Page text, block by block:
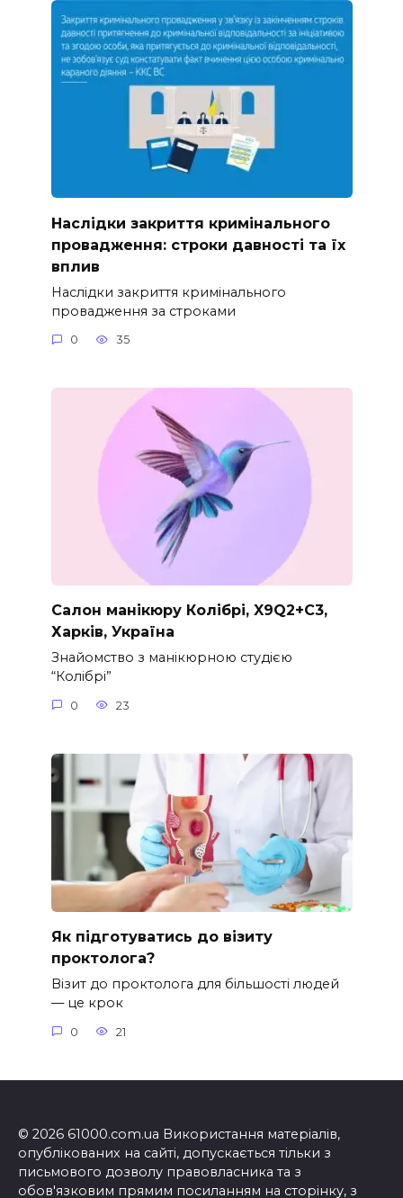
Наслідки закриття кримінального
провадження: строки давності та їх
вплив
Наслідки закриття кримінального
провадження за строками
0 35
Салон манікюру Колібрі, X9Q2+C3,
Харків, Україна
Знайомство з манікюрною студією
“Колібрі”
0 23
Як підготуватись до візиту
проктолога?
Візит до проктолога для більшості людей
— це крок
0 21
© 2026 61000.com.ua Використання матеріалів,
опублікованих на сайті, допускається тільки з
письмового дозволу правовласника та з
обов'язковим прямим посиланням на сторінку, з